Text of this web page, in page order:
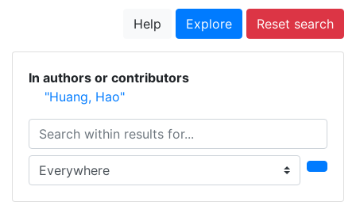
Help Explore Reset search
In authors or contributors
"Huang, Hao"
Search within results for...
Search in...